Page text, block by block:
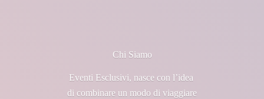
Chi Siamo
Eventi Esclusivi, nasce con l’idea
di combinare un modo di viaggiare